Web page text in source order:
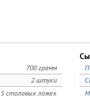
700 грамм
2 штуки
5 столовых ложек